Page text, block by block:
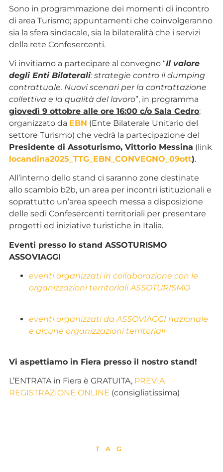
Sono in programmazione dei momenti di incontro
di area Turismo; appuntamenti che coinvolgeranno
sia la sfera sindacale, sia la bilateralità che i servizi
della rete Confesercenti.
Vi invitiamo a partecipare al convegno “Il valore
degli Enti Bilaterali: strategie contro il dumping
contrattuale. Nuovi scenari per la contrattazione
collettiva e la qualità del lavoro”, in programma
giovedì 9 ottobre alle ore 16:00 c/o Sala Cedro;
organizzato da EBN (Ente Bilaterale Unitario del
settore Turismo) che vedrà la partecipazione del
Presidente di Assoturismo, Vittorio Messina (link
locandina2025_TTG_EBN_CONVEGNO_09ott).
All’interno dello stand ci saranno zone destinate
allo scambio b2b, un area per incontri istituzionali e
soprattutto un’area speech messa a disposizione
delle sedi Confesercenti territoriali per presentare
progetti ed iniziative turistiche in Italia.
Eventi presso lo stand ASSOTURISMO
ASSOVIAGGI
eventi organizzati in collaborazione con le
organizzazioni territoriali ASSOTURISMO
eventi organizzati da ASSOVIAGGI nazionale
e alcune organizzazioni territoriali
Vi aspettiamo in Fiera presso il nostro stand!
L’ENTRATA in Fiera è GRATUITA, PREVIA
REGISTRAZIONE ONLINE (consigliatissima)
TAG